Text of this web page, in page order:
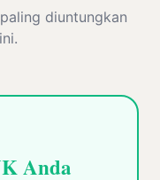
diuntungkan
Anda